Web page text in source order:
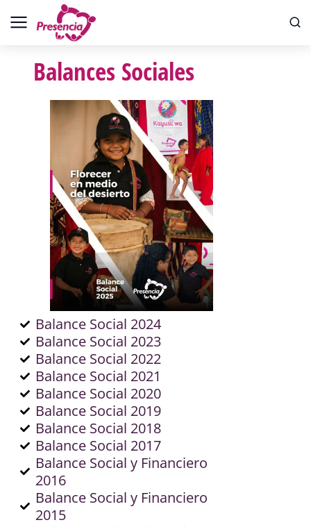
Balances Sociales
Balance Social 2024
Balance Social 2023
Balance Social 2022
Balance Social 2021
Balance Social 2020
Balance Social 2019
Balance Social 2018
Balance Social 2017
Balance Social y Financiero
2016
Balance Social y Financiero
2015